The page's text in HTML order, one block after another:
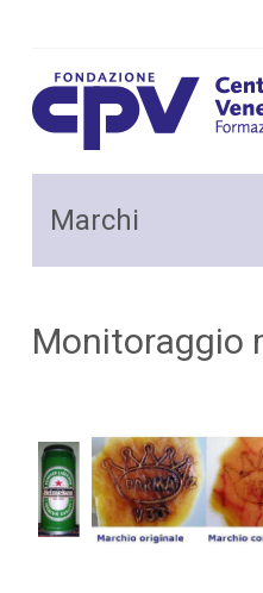
Marchi
Monitoraggio